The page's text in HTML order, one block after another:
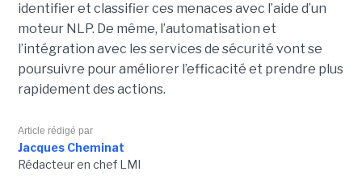
identifier et classifier ces menaces avec l’aide d’un
moteur NLP. De même, l’automatisation et
l’intégration avec les services de sécurité vont se
poursuivre pour améliorer l’efficacité et prendre plus
rapidement des actions.
Article rédigé par
Jacques Cheminat
Rédacteur en chef LMI